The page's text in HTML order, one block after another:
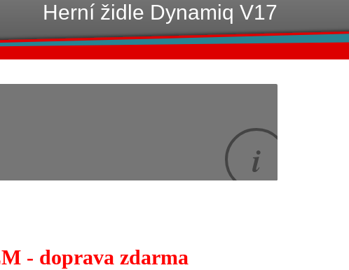
Herní židle Dynamiq V17
- doprava zdarma